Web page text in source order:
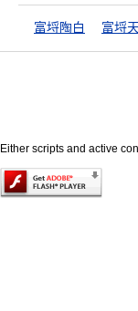
富埒陶白 富埒
Either scripts and active